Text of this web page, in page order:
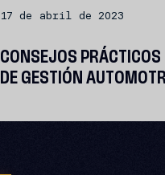
17 de abril de 2023
CONSEJOS PRÁCTICOS
DE GESTIÓN